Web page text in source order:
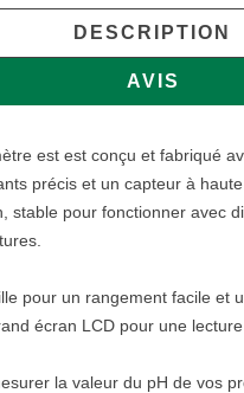
DESCRIPTION
AVIS
est est conçu et fabriqué
précis et un capteur à
stable pour fonctionner avec
pour un rangement facile et
écran LCD pour une lecture
la valeur du pH de vos